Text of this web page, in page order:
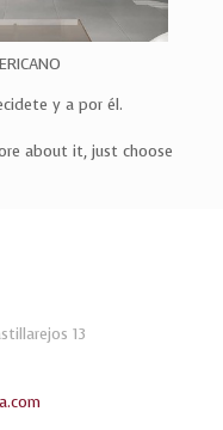
y a por él.
about it, just choose
13